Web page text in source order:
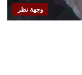
وجهة نظر